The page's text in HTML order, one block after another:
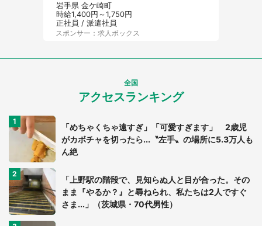
岩手県 金ケ崎町
時給1,400円～1,750円
正社員 / 派遣社員
スポンサー：求人ボックス
全国
アクセスランキング
「めちゃくちゃ遠すぎ」「可愛すぎます」 2歳児
がカボチャを切ったら...〝左手〟の場所に5.3万人も
ん絶
「上野駅の階段で、見知らぬ人と目が合った。その
まま『やるか？』と尋ねられ、私たちは2人ですぐ
さま...」（茨城県・70代男性）